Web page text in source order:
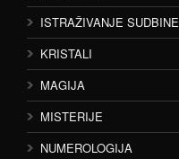
ISTRAŽIVANJE SUDBINE
KRISTALI
MAGIJA
MISTERIJE
NUMEROLOGIJA